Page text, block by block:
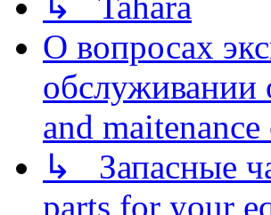
О вопросах
обслуживании
and
↳ Запасные
parts for your